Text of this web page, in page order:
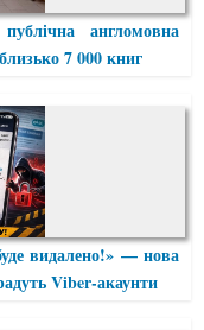
англомовна
7 000 книг
видалено!» — нова
Viber-акаунти